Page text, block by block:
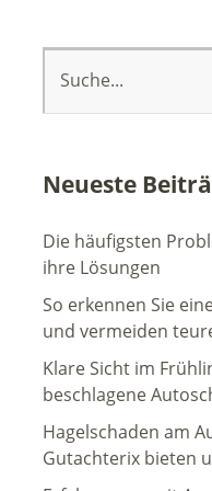
Neueste
Die häufigsten
ihre Lösungen
So erkennen Sie
und vermeiden
Klare Sicht im
beschlagene
Hagelschaden am
Gutachterix bieten